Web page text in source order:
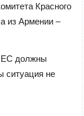
Красного
из Армении –
ЕС должны
ситуация не